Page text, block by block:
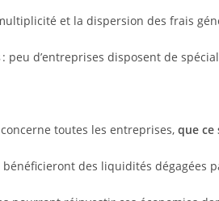
et la dispersion des frais
: peu d’entreprises disposent de
toutes les entreprises, que ce
bénéficieront des liquidités dégagées